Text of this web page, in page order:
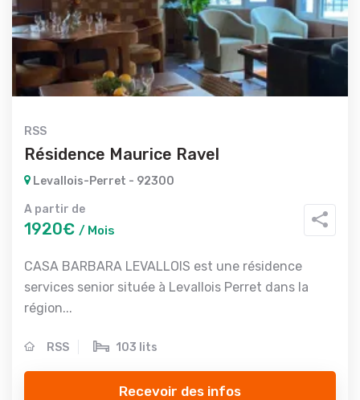
RSS
Résidence Maurice Ravel
Levallois-Perret - 92300
A partir de
1920€ / Mois
CASA BARBARA LEVALLOIS est une résidence
services senior située à Levallois Perret dans la
région...
RSS 103 lits
Recevoir des infos